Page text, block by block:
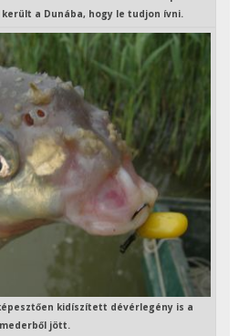
a Dunába, hogy le tudjon ívni.
kidíszített dévérlegény is a
mederből jött.